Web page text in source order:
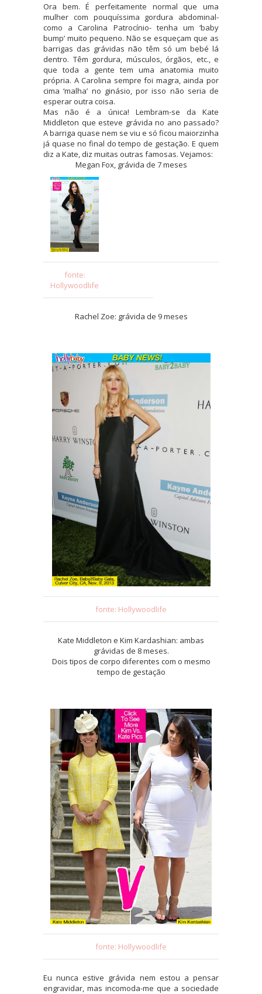
Ora bem. É perfeitamente normal que uma
mulher com pouquíssima gordura abdominal-
como a Carolina Patrocínio- tenha um ‘baby
bump’ muito pequeno. Não se esqueçam que as
barrigas das grávidas não têm só um bebé lá
dentro. Têm gordura, músculos, órgãos, etc., e
que toda a gente tem uma anatomia muito
própria. A Carolina sempre foi magra, ainda por
cima ‘malha’ no ginásio, por isso não seria de
esperar outra coisa.
Mas não é a única! Lembram-se da Kate
Middleton que esteve grávida no ano passado?
A barriga quase nem se viu e só ficou maiorzinha
já quase no final do tempo de gestação. E quem
diz a Kate, diz muitas outras famosas. Vejamos:
Megan Fox, grávida de 7 meses
fonte:
Hollywoodlife
Rachel Zoe: grávida de 9 meses
fonte: Hollywoodlife
Kate Middleton e Kim Kardashian: ambas
grávidas de 8 meses.
Dois tipos de corpo diferentes com o mesmo
tempo de gestação
fonte: Hollywoodlife
Eu nunca estive grávida nem estou a pensar
engravidar, mas incomoda-me que a sociedade